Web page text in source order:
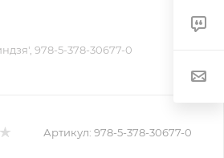
978-5-378-30677-0
Артикул: 978-5-378-30677-0